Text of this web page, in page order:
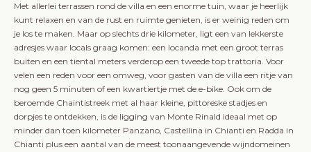
Met allerlei terrassen rond de villa en een enorme tuin, waar je heerlijk
kunt relaxen en van de rust en ruimte genieten, is er weinig reden om
je los te maken. Maar op slechts drie kilometer, ligt een van lekkerste
adresjes waar locals graag komen: een locanda met een groot terras
buiten en een tiental meters verderop een tweede top trattoria. Voor
velen een reden voor een omweg, voor gasten van de villa een ritje van
nog geen 5 minuten of een kwartiertje met de e-bike. Ook om de
beroemde Chaintistreek met al haar kleine, pittoreske stadjes en
dorpjes te ontdekken, is de ligging van Monte Rinald ideaal met op
minder dan toen kilometer Panzano, Castellina in Chianti en Radda in
Chianti plus een aantal van de meest toonaangevende wijndomeinen